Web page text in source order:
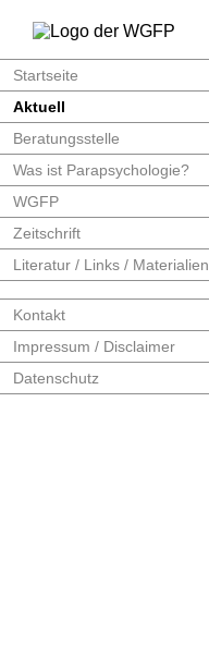
Startseite
Aktuell
Beratungsstelle
Was ist Parapsychologie?
WGFP
Zeitschrift
Literatur / Links / Materialien
Kontakt
Impressum / Disclaimer
Datenschutz